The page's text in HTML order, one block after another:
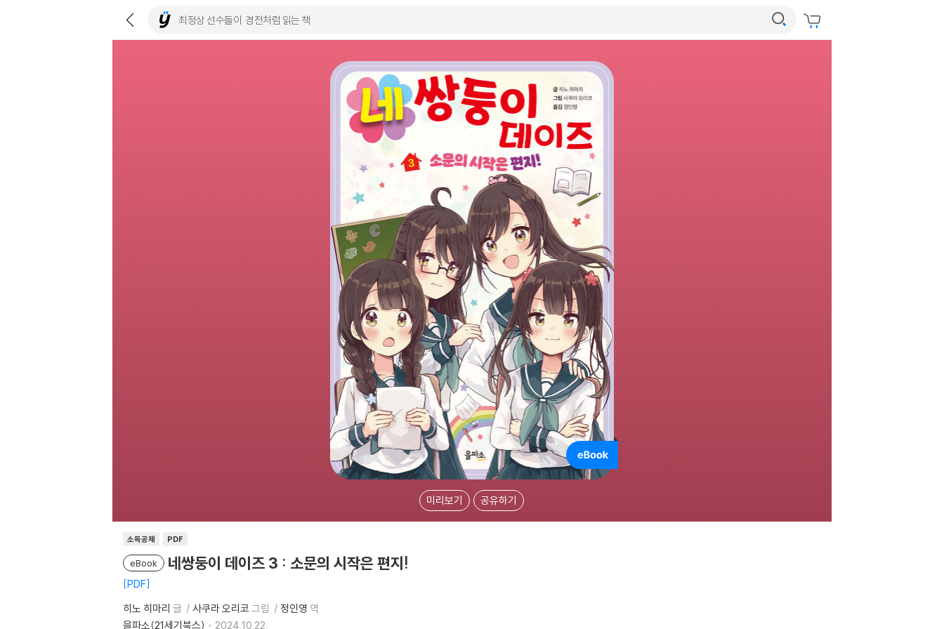
미리보기 공유하기
소득공제 PDF
eBook 네쌍둥이 데이즈 3 : 소문의 시작은 편지!
PDF
히노 히마리 글 사쿠라 오리코 그림 정인영 역
을파소(21세기북스)
2024.10.22.